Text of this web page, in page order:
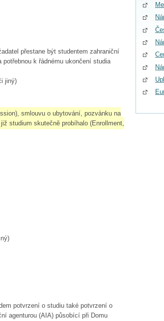
přestane být studentem zahraniční
k řádnému ukončení studia
jiný)
smlouvu o ubytování, pozvánku na
studium skutečně probíhalo (Enrollment,
potvrzení o studiu také potvrzení o
agenturou (AIA) působící při Domu